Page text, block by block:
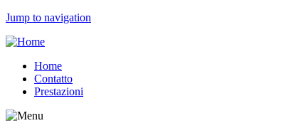
Jump to navigation
Home
Contatto
Prestazioni